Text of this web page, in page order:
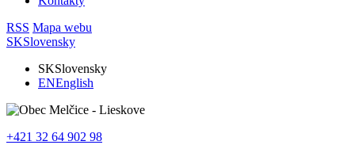
RSS Mapa webu
SKSlovensky
SKSlovensky
ENEnglish
+421 32 64 902 98